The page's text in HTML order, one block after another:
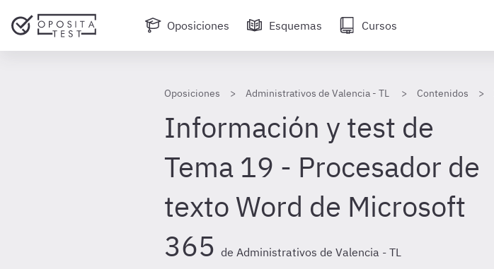
Oposiciones Esquemas Cursos
Oposiciones Administrativos de Valencia - TL Contenidos
Información y test de
Tema 19 - Procesador de
texto Word de Microsoft
365 de Administrativos de Valencia - TL